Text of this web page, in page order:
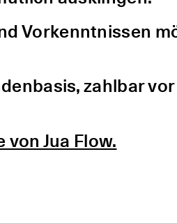
Vorkenntnissen
zahlbar
von Jua Flow.